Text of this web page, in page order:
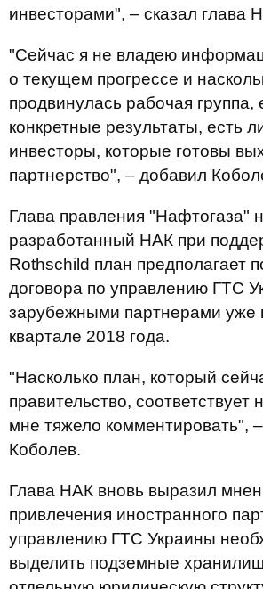
инвесторами", – сказал глава
"Сейчас я не владею
о текущем прогрессе и
продвинулась рабочая группа,
конкретные результаты, есть
инвесторы, которые готовы
партнерство", – добавил
Глава правления "Нафтогаза"
разработанный НАК при
Rothschild план предполагает
договора по управлению ГТС
зарубежными партнерами уже
квартале 2018 года.
"Насколько план, который
правительство,
мне тяжело комментировать",
Коболев.
Глава НАК вновь выразил
привлечения иностранного
управлению ГТС Украины
выделить подземные